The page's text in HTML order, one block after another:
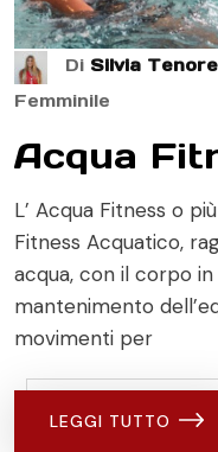
Di Silvia Tenore
Femminile
Acqua
L’ Acqua Fitness o
Fitness Acquatico,
acqua, con il corpo
mantenimento
movimenti per
LEGGI TUTTO